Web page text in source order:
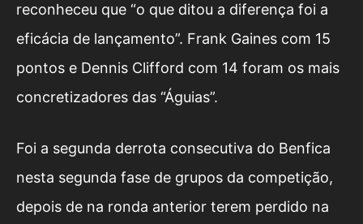
reconheceu que “o que ditou a diferença foi a
eficácia de lançamento”. Frank Gaines com 15
pontos e Dennis Clifford com 14 foram os mais
concretizadores das “Águias”.
Foi a segunda derrota consecutiva do Benfica
nesta segunda fase de grupos da competição,
depois de na ronda anterior terem perdido na